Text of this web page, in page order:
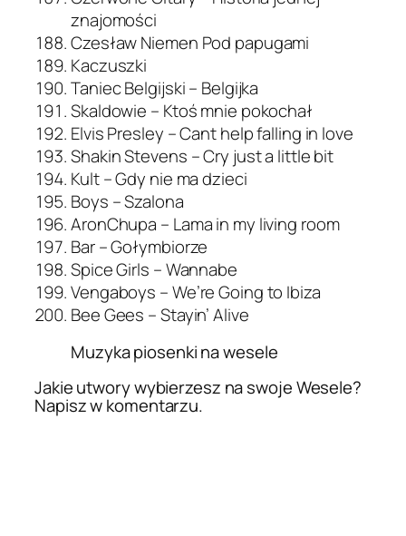
znajomości
Czesław Niemen Pod papugami
Kaczuszki
Taniec Belgijski – Belgijka
Skaldowie – Ktoś mnie pokochał
Elvis Presley – Cant help falling in love
Shakin Stevens – Cry just a little bit
Kult – Gdy nie ma dzieci
Boys – Szalona
AronChupa – Lama in my living room
Bar – Gołymbiorze
Spice Girls – Wannabe
Vengaboys – We’re Going to Ibiza
Bee Gees – Stayin’ Alive
Muzyka piosenki na wesele
Jakie utwory wybierzesz na swoje Wesele?
Napisz w komentarzu.